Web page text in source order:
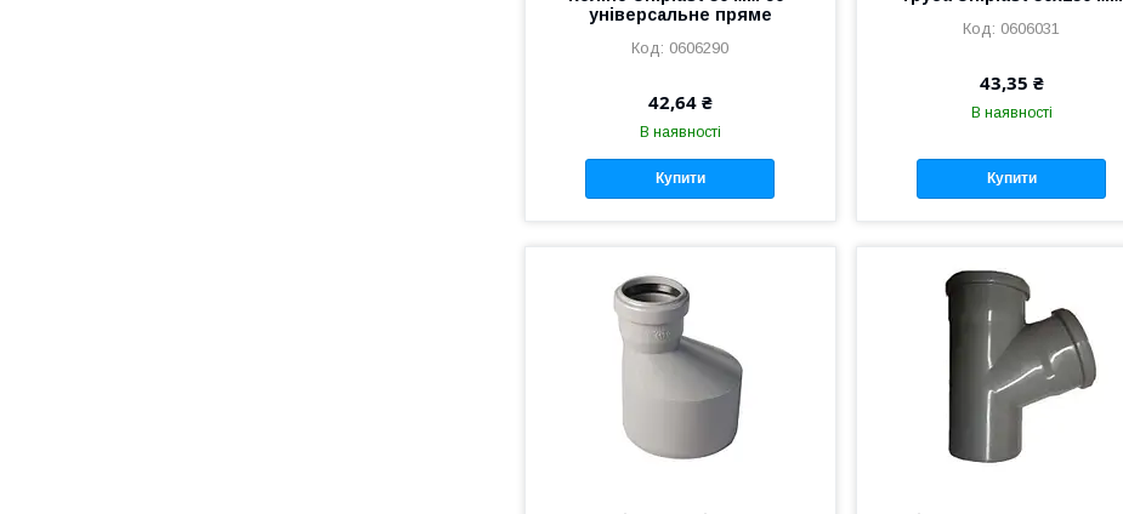
універсальне пряме
0606290
42,64 ₴
В наявності
Купити
0606031
43,35 ₴
В наявності
Купити